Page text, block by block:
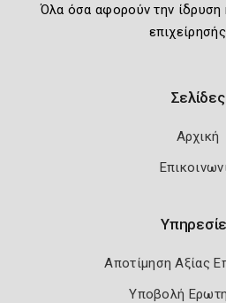
Όλα όσα αφορούν την ίδρυση
Σελίδες
Αρχική
Αποτίμηση Αξίας
Υποβολή